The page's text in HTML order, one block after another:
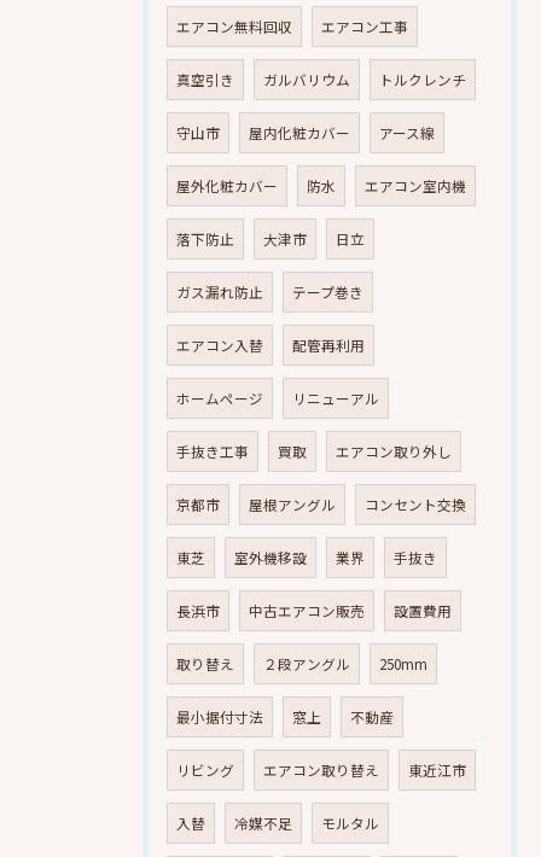
エアコン無料回収 エアコン工事
真空引き ガルバリウム トルクレンチ
守山市 屋内化粧カバー アース線
屋外化粧カバー 防水 エアコン室内機
落下防止 大津市 日立
ガス漏れ防止 テープ巻き
エアコン入替 配管再利用
ホームページ リニューアル
手抜き工事 買取 エアコン取り外し
京都市 屋根アングル コンセント交換
東芝 室外機移設 業界 手抜き
長浜市 中古エアコン販売 設置費用
取り替え ２段アングル 250mm
最小据付寸法 窓上 不動産
リビング エアコン取り替え 東近江市
入替 冷媒不足 モルタル